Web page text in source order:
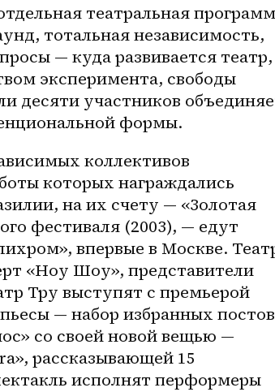
театральная
тотальная независимость,
— куда развивается театр,
эксперимента, свободы
десяти участников
формы.
коллективов
которых награждались
на их счету — «Золотая
фестиваля (2003), — едут
впервые в Москве.
«Ноу Шоу», представители
Тру выступят с премьерой
— набор избранных постов
со своей новой вещью —
рассказывающей 15
исполнят перформеры